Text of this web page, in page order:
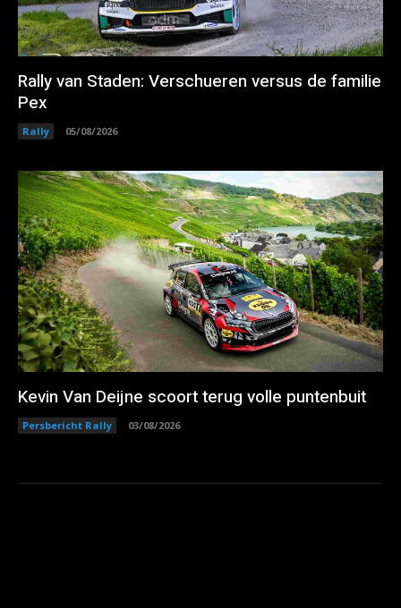
Rally van Staden: Verschueren versus de familie
Pex
Rally 05/08/2026
Kevin Van Deijne scoort terug volle puntenbuit
Persbericht Rally 03/08/2026